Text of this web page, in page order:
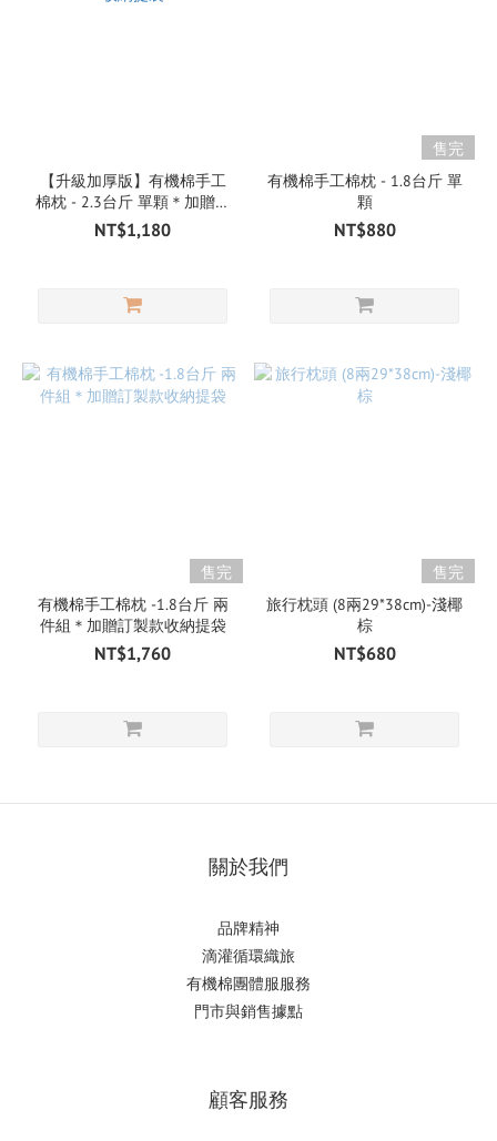
【升級加厚版】有機棉手工
棉枕 - 2.3台斤 單顆＊加贈訂
製款收納提袋
NT$1,180
售完
有機棉手工棉枕 - 1.8台斤 單
顆
NT$880
售完
有機棉手工棉枕 -1.8台斤 兩
件組＊加贈訂製款收納提袋
NT$1,760
售完
旅行枕頭 (8兩29*38cm)-淺椰
棕
NT$680
關於我們
品牌精神
滴灌循環織旅
有機棉團體服服務
門市與銷售據點
顧客服務